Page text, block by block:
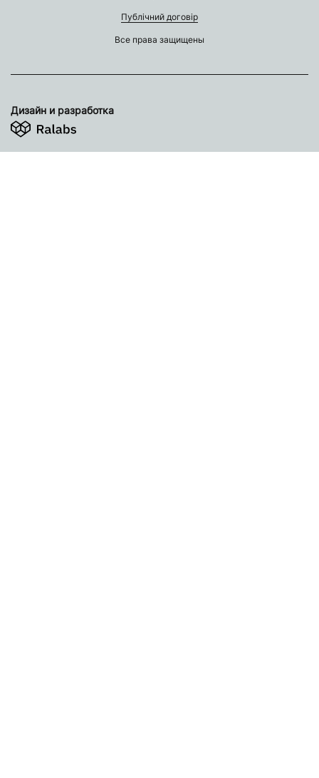
Публічний договір
Все права защищены
Дизайн и разработка